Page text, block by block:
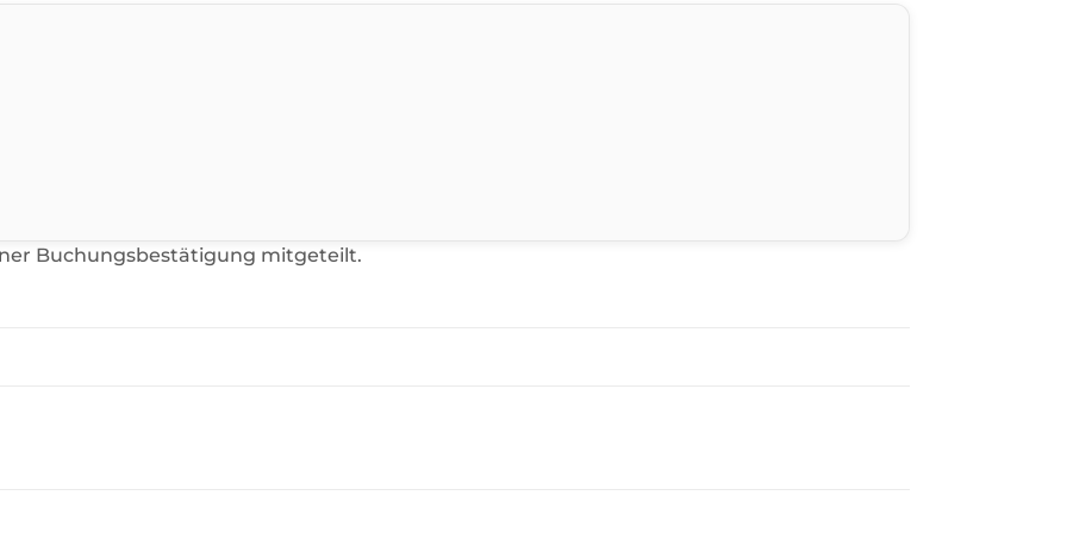
Buchungsbestätigung mitgeteilt.